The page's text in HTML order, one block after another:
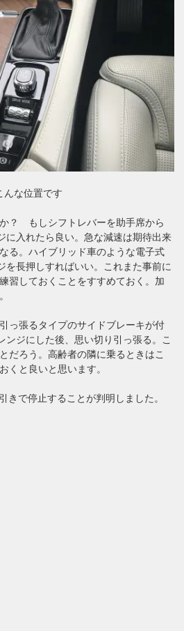
んな位置です
？ もしシフトレバーを助手席から
に入れたら良い。急な減速は期待出来
る。ハイブリッド車のような電子式
を長押しすればいい。これまた事前に
習しておくことをすすめておく。加
っ張るタイプのサイドブレーキが付
ンジにした後、思い切り引っ張る。こ
だろう。高齢者の隣に乗るときはこ
くと良いと思います。
きで停止することが判明しました。